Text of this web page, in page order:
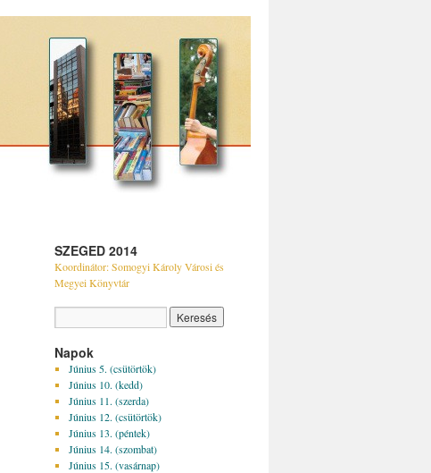
SZEGED 2014
Koordinátor: Somogyi Károly Városi és
Megyei Könyvtár
Napok
Június 5. (csütörtök)
Június 10. (kedd)
Június 11. (szerda)
Június 12. (csütörtök)
Június 13. (péntek)
Június 14. (szombat)
Június 15. (vasárnap)